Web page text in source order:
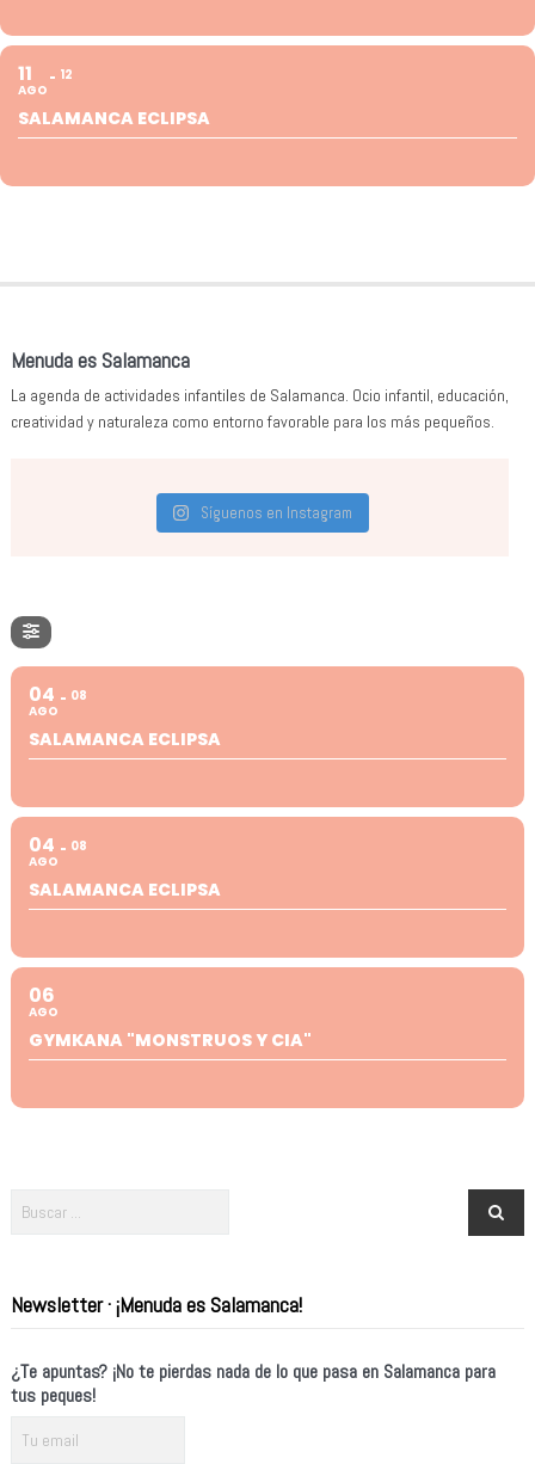
11
AGO
12
SALAMANCA ECLIPSA
Menuda es Salamanca
La agenda de actividades infantiles de Salamanca. Ocio infantil, educación,
creatividad y naturaleza como entorno favorable para los más pequeños.
Síguenos en Instagram
04
AGO
08
SALAMANCA ECLIPSA
04
AGO
08
SALAMANCA ECLIPSA
06
AGO
GYMKANA "MONSTRUOS Y CIA"
Newsletter · ¡Menuda es Salamanca!
¿Te apuntas? ¡No te pierdas nada de lo que pasa en Salamanca para
tus peques!